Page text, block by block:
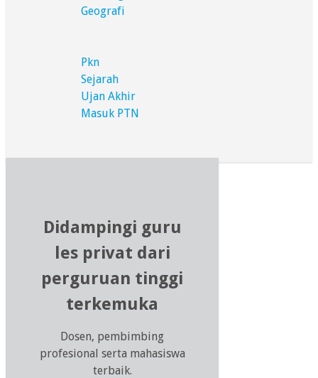
Geografi
Pkn
Sejarah
Ujan Akhir
Masuk PTN
Didampingi guru
les privat dari
perguruan tinggi
terkemuka
Dosen, pembimbing
profesional serta mahasiswa
terbaik.